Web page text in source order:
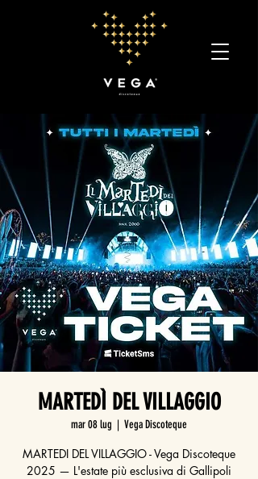
MARTEDÌ DEL VILLAGGIO
mar 08 lug
  |
Vega Discoteque
MARTEDI DEL VILLAGGIO - Vega Discoteque
2025 — L'estate più esclusiva di Gallipoli